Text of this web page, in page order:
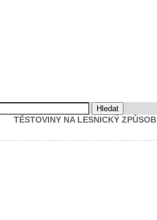
TĚSTOVINY NA LESNICKÝ ZPŮSOB